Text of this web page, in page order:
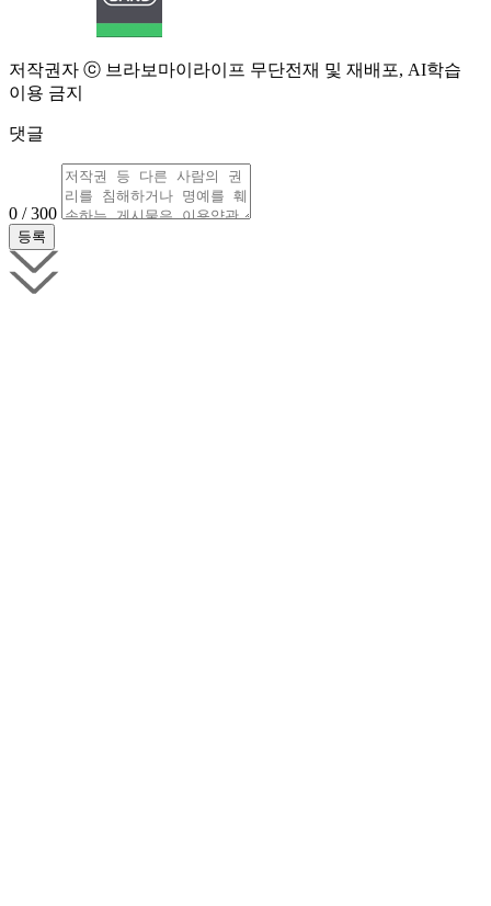
저작권자 ⓒ 브라보마이라이프 무단전재 및 재배포, AI학습
이용 금지
댓글
0 / 300